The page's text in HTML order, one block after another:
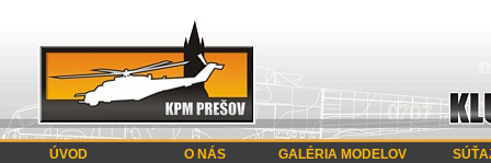
ÚVOD O NÁS GALÉRIA MODELOV